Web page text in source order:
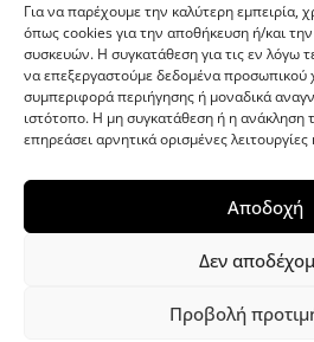
Για να παρέχουμε την καλύτερη εμπειρία,
όπως cookies για την αποθήκευση ή/και
συσκευών. Η συγκατάθεση για τις εν λόγω
να επεξεργαστούμε δεδομένα
συμπεριφορά περιήγησης ή μοναδικά
ιστότοπο. Η μη συγκατάθεση ή η ανάκληση
επηρεάσει αρνητικά ορισμένες
Αποδοχή
Δεν
Προβολή
G-point.gr